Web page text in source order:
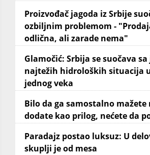
Proizvođač jagoda iz Srbije
ozbiljnim problemom -
odlična, ali zarade nema"
Glamočić: Srbija se suočava
najtežih hidroloških situacija
jednog veka
Bilo da ga samostalno mažete
dodate kao prilog, nećete da
Paradajz postao luksuz: U
skuplji je od mesa